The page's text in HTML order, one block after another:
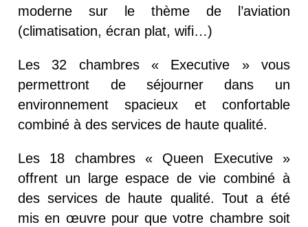
moderne sur le thème de l’aviation
(climatisation, écran plat, wifi…)
Les 32 chambres « Executive » vous
permettront de séjourner dans un
environnement spacieux et confortable
combiné à des services de haute qualité.
Les 18 chambres « Queen Executive »
offrent un large espace de vie combiné à
des services de haute qualité. Tout a été
mis en œuvre pour que votre chambre soit